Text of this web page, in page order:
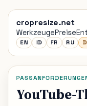
cropresize.net
WerkzeugePreise
EN ID FR RU
YouTube-